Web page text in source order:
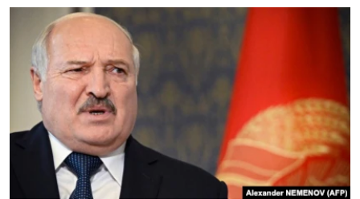
ИНФОГРАФИКА
ТЕЛЕПРОЕКТ КРЫМ.РЕАЛИИ
СОВЕТЫ ПРАВОЗАЩИТНИКОВ
ПРОПАВШИЕ БЕЗ ВЕСТИ
ПОБЕДИТЕЛЕЙ НЕ СУДЯТ?
КРЫМ.НЕПОКОРЕННЫЙ
ELIFBE
КАК ОБОЙТИ БЛОКИРОВКУ
Українською
Qırımtatar
ПРИСОЕДИНЯЙТЕСЬ!